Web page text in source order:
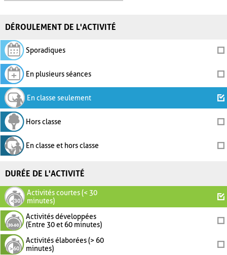
DÉROULEMENT DE L'ACTIVITÉ
Sporadiques
En plusieurs séances
En classe seulement
Hors classe
En classe et hors classe
DURÉE DE L'ACTIVITÉ
Activités courtes (< 30
minutes)
Activités développées
(Entre 30 et 60 minutes)
Activités élaborées (> 60
minutes)